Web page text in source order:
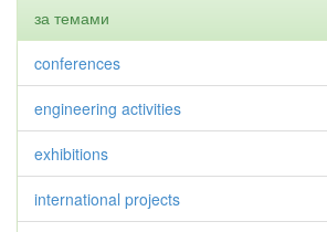
за темами
conferences
engineering activities
exhibitions
international projects